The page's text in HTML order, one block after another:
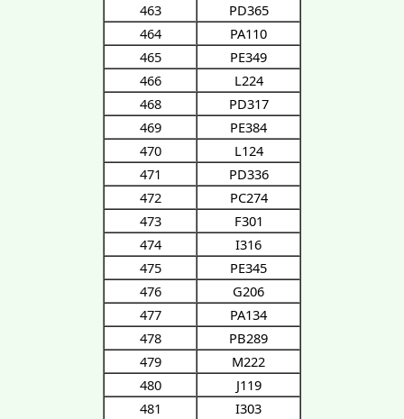
463
PD365
464
PA110
465
PE349
466
L224
468
PD317
469
PE384
470
L124
471
PD336
472
PC274
473
F301
474
I316
475
PE345
476
G206
477
PA134
478
PB289
479
M222
480
J119
481
I303